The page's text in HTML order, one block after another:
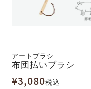
アートブラシ
布団払いブラシ
¥3,080税込